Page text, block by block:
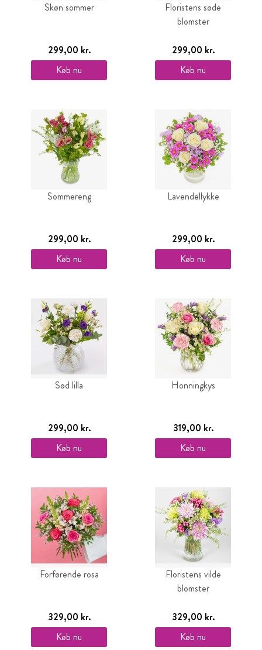
Skøn sommer
299,00 kr.
Køb nu
Floristens søde
blomster
299,00 kr.
Køb nu
Sommereng
299,00 kr.
Køb nu
Lavendellykke
299,00 kr.
Køb nu
Sød lilla
299,00 kr.
Køb nu
Honningkys
319,00 kr.
Køb nu
Forførende rosa
329,00 kr.
Køb nu
Floristens vilde
blomster
329,00 kr.
Køb nu